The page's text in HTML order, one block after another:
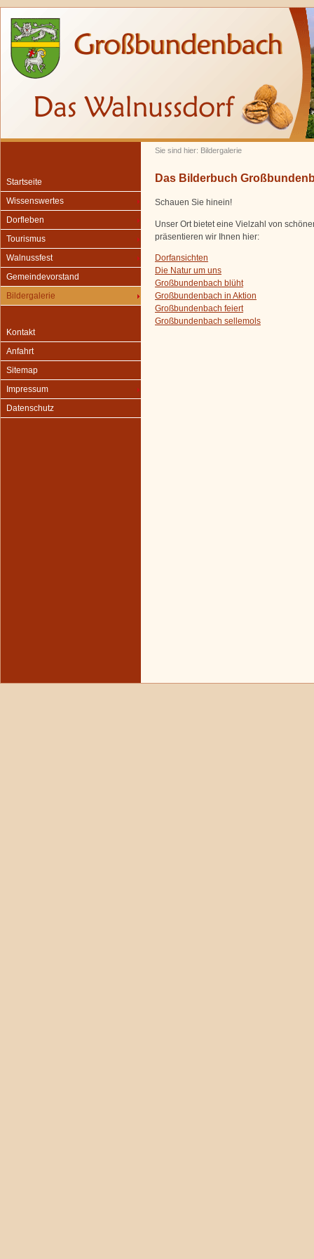
Sie sind hier: Bildergalerie
Startseite
Wissenswertes
Dorfleben
Tourismus
Walnussfest
Gemeindevorstand
Bildergalerie
Kontakt
Anfahrt
Sitemap
Impressum
Datenschutz
Das Bilderbuch
Schauen Sie hinein!
Unser Ort bietet eine Vielzahl von
präsentieren wir Ihnen hier:
Dorfansichten
Die Natur um uns
Großbundenbach blüht
Großbundenbach in Aktion
Großbundenbach feiert
Großbundenbach sellemols